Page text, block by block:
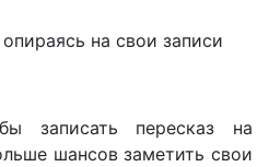
на свои записи
записать пересказ на
шансов заметить свои